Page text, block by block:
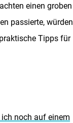
einen groben
passierte, würden
Tipps für
ich noch auf einem